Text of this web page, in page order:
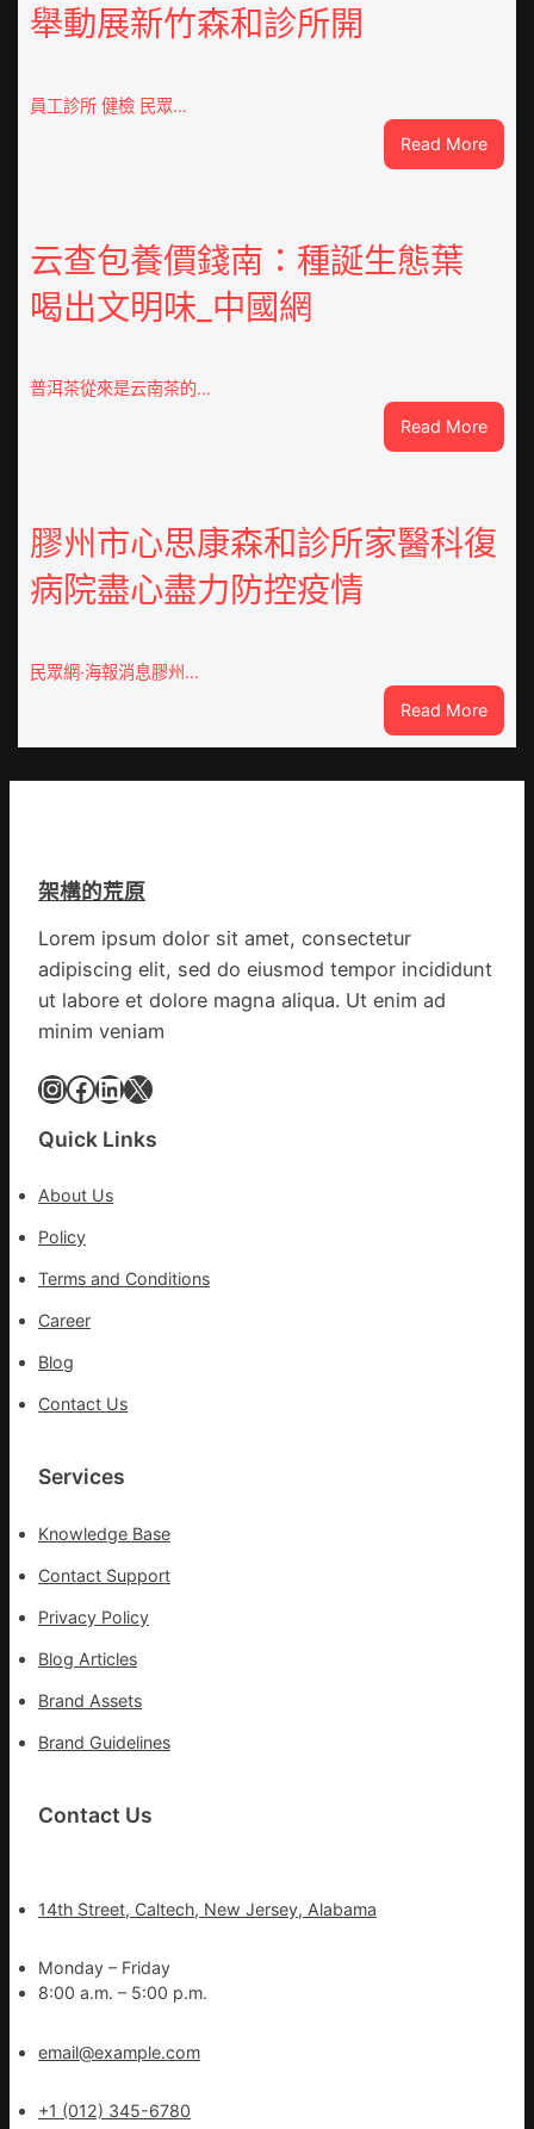
舉動展新竹森和診所開
員工診所 健檢 民眾…
Read More:
高
家
營
社
動
展
診
所
開
云查包養價錢南：種誕生態葉
喝出文明味_中國網
普洱茶從來是云南茶的…
Read More:
云
養
價
生
態
葉
網
膠州市心思康森和診所家醫科復
病院盡心盡力防控疫情
民眾網·海報消息膠州…
Read More:
膠
市
所
架構的荒原
Lorem ipsum dolor sit amet, consectetur
adipiscing elit, sed do eiusmod tempor incididunt
ut labore et dolore magna aliqua. Ut enim ad
minim veniam
InstagramFacebook LinkedIn X
Quick Links
About Us
Policy
Terms and Conditions
Career
Blog
Contact Us
Services
Knowledge Base
Contact Support
Privacy Policy
Blog Articles
Brand Assets
Brand Guidelines
Contact Us
14th Street, Caltech, New Jersey, Alabama
Monday – Friday
8:00 a.m. – 5:00 p.m.
email@example.com
+1 (012) 345-6780